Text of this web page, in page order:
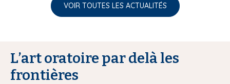
VOIR TOUTES LES ACTUALITÉS
L’art oratoire par delà les
frontières